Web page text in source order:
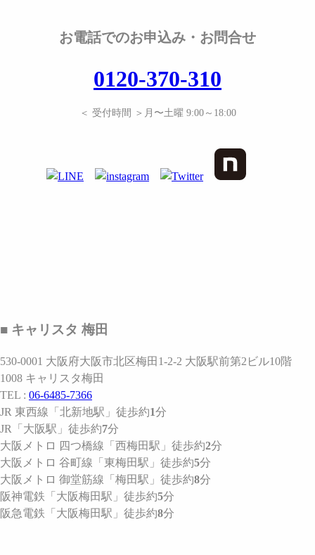
お電話でのお申込み・お問合せ
0120-370-310
＜ 受付時間 ＞月〜土曜 9:00～18:00
■ キャリスタ 梅田
530-0001 大阪府大阪市北区梅田1-2-2 大阪駅前第2ビル10階
1008 キャリスタ梅田
TEL : 06-6485-7366
JR 東西線 「北新地駅」 徒歩約1分
JR
「大阪駅」 徒歩約7分
大阪メトロ 四つ橋線 「西梅田駅」 徒歩約2分
大阪メトロ 谷町線 「東梅田駅」 徒歩約5分
大阪メトロ 御堂筋線 「梅田駅」 徒歩約8分
阪神電鉄 「大阪梅田駅」 徒歩約5分
阪急電鉄 「大阪梅田駅」 徒歩約8分